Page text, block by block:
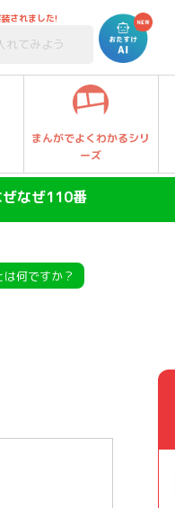
されました!
まんがでよくわかるシリ
ーズ
なぜ110番
然・生物
何ですか？